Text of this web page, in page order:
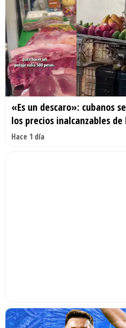
«Es un descaro»: cubanos
los precios inalcanzables
Hace 1 día